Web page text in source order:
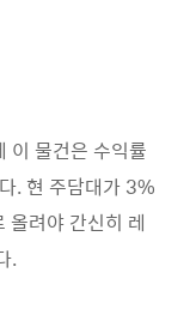
이 물건은 수익률
. 현 주담대가 3%
려야 간신히 레
.